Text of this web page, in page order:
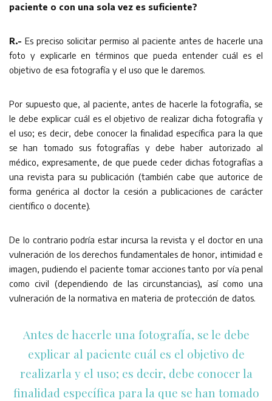
paciente o con una sola vez es suficiente?
R.- Es preciso solicitar permiso al paciente antes de hacerle una
foto y explicarle en términos que pueda entender cuál es el
objetivo de esa fotografía y el uso que le daremos.
Por supuesto que, al paciente, antes de hacerle la fotografía, se
le debe explicar cuál es el objetivo de realizar dicha fotografía y
el uso; es decir, debe conocer la finalidad específica para la que
se han tomado sus fotografías y debe haber autorizado al
médico, expresamente, de que puede ceder dichas fotografías a
una revista para su publicación (también cabe que autorice de
forma genérica al doctor la cesión a publicaciones de carácter
científico o docente).
De lo contrario podría estar incursa la revista y el doctor en una
vulneración de los derechos fundamentales de honor, intimidad e
imagen, pudiendo el paciente tomar acciones tanto por vía penal
como civil (dependiendo de las circunstancias), así como una
vulneración de la normativa en materia de protección de datos.
Antes de hacerle una fotografía, se le debe
explicar al paciente cuál es el objetivo de
realizarla y el uso; es decir, debe conocer la
finalidad específica para la que se han tomado